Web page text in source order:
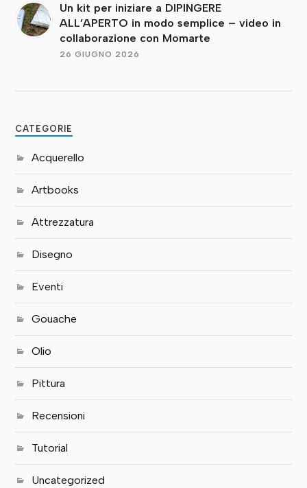
Un kit per iniziare a DIPINGERE
ALL’APERTO in modo semplice – video in
collaborazione con Momarte
26 GIUGNO 2026
CATEGORIE
Acquerello
Artbooks
Attrezzatura
Disegno
Eventi
Gouache
Olio
Pittura
Recensioni
Tutorial
Uncategorized